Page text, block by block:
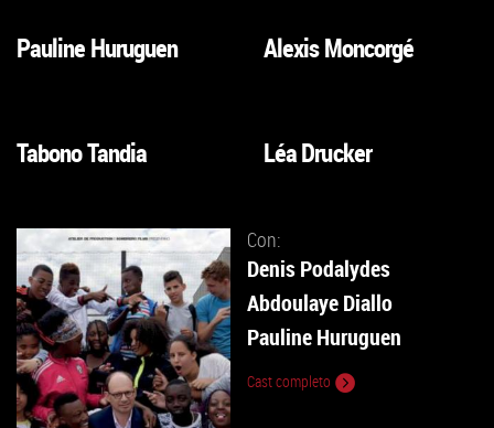
VAI
Pauline Huruguen
VAI
Alexis Moncorgé
VAI
Tabono Tandia
VAI
Léa Drucker
Con:
Denis Podalydes
Abdoulaye Diallo
Pauline Huruguen
Cast completo